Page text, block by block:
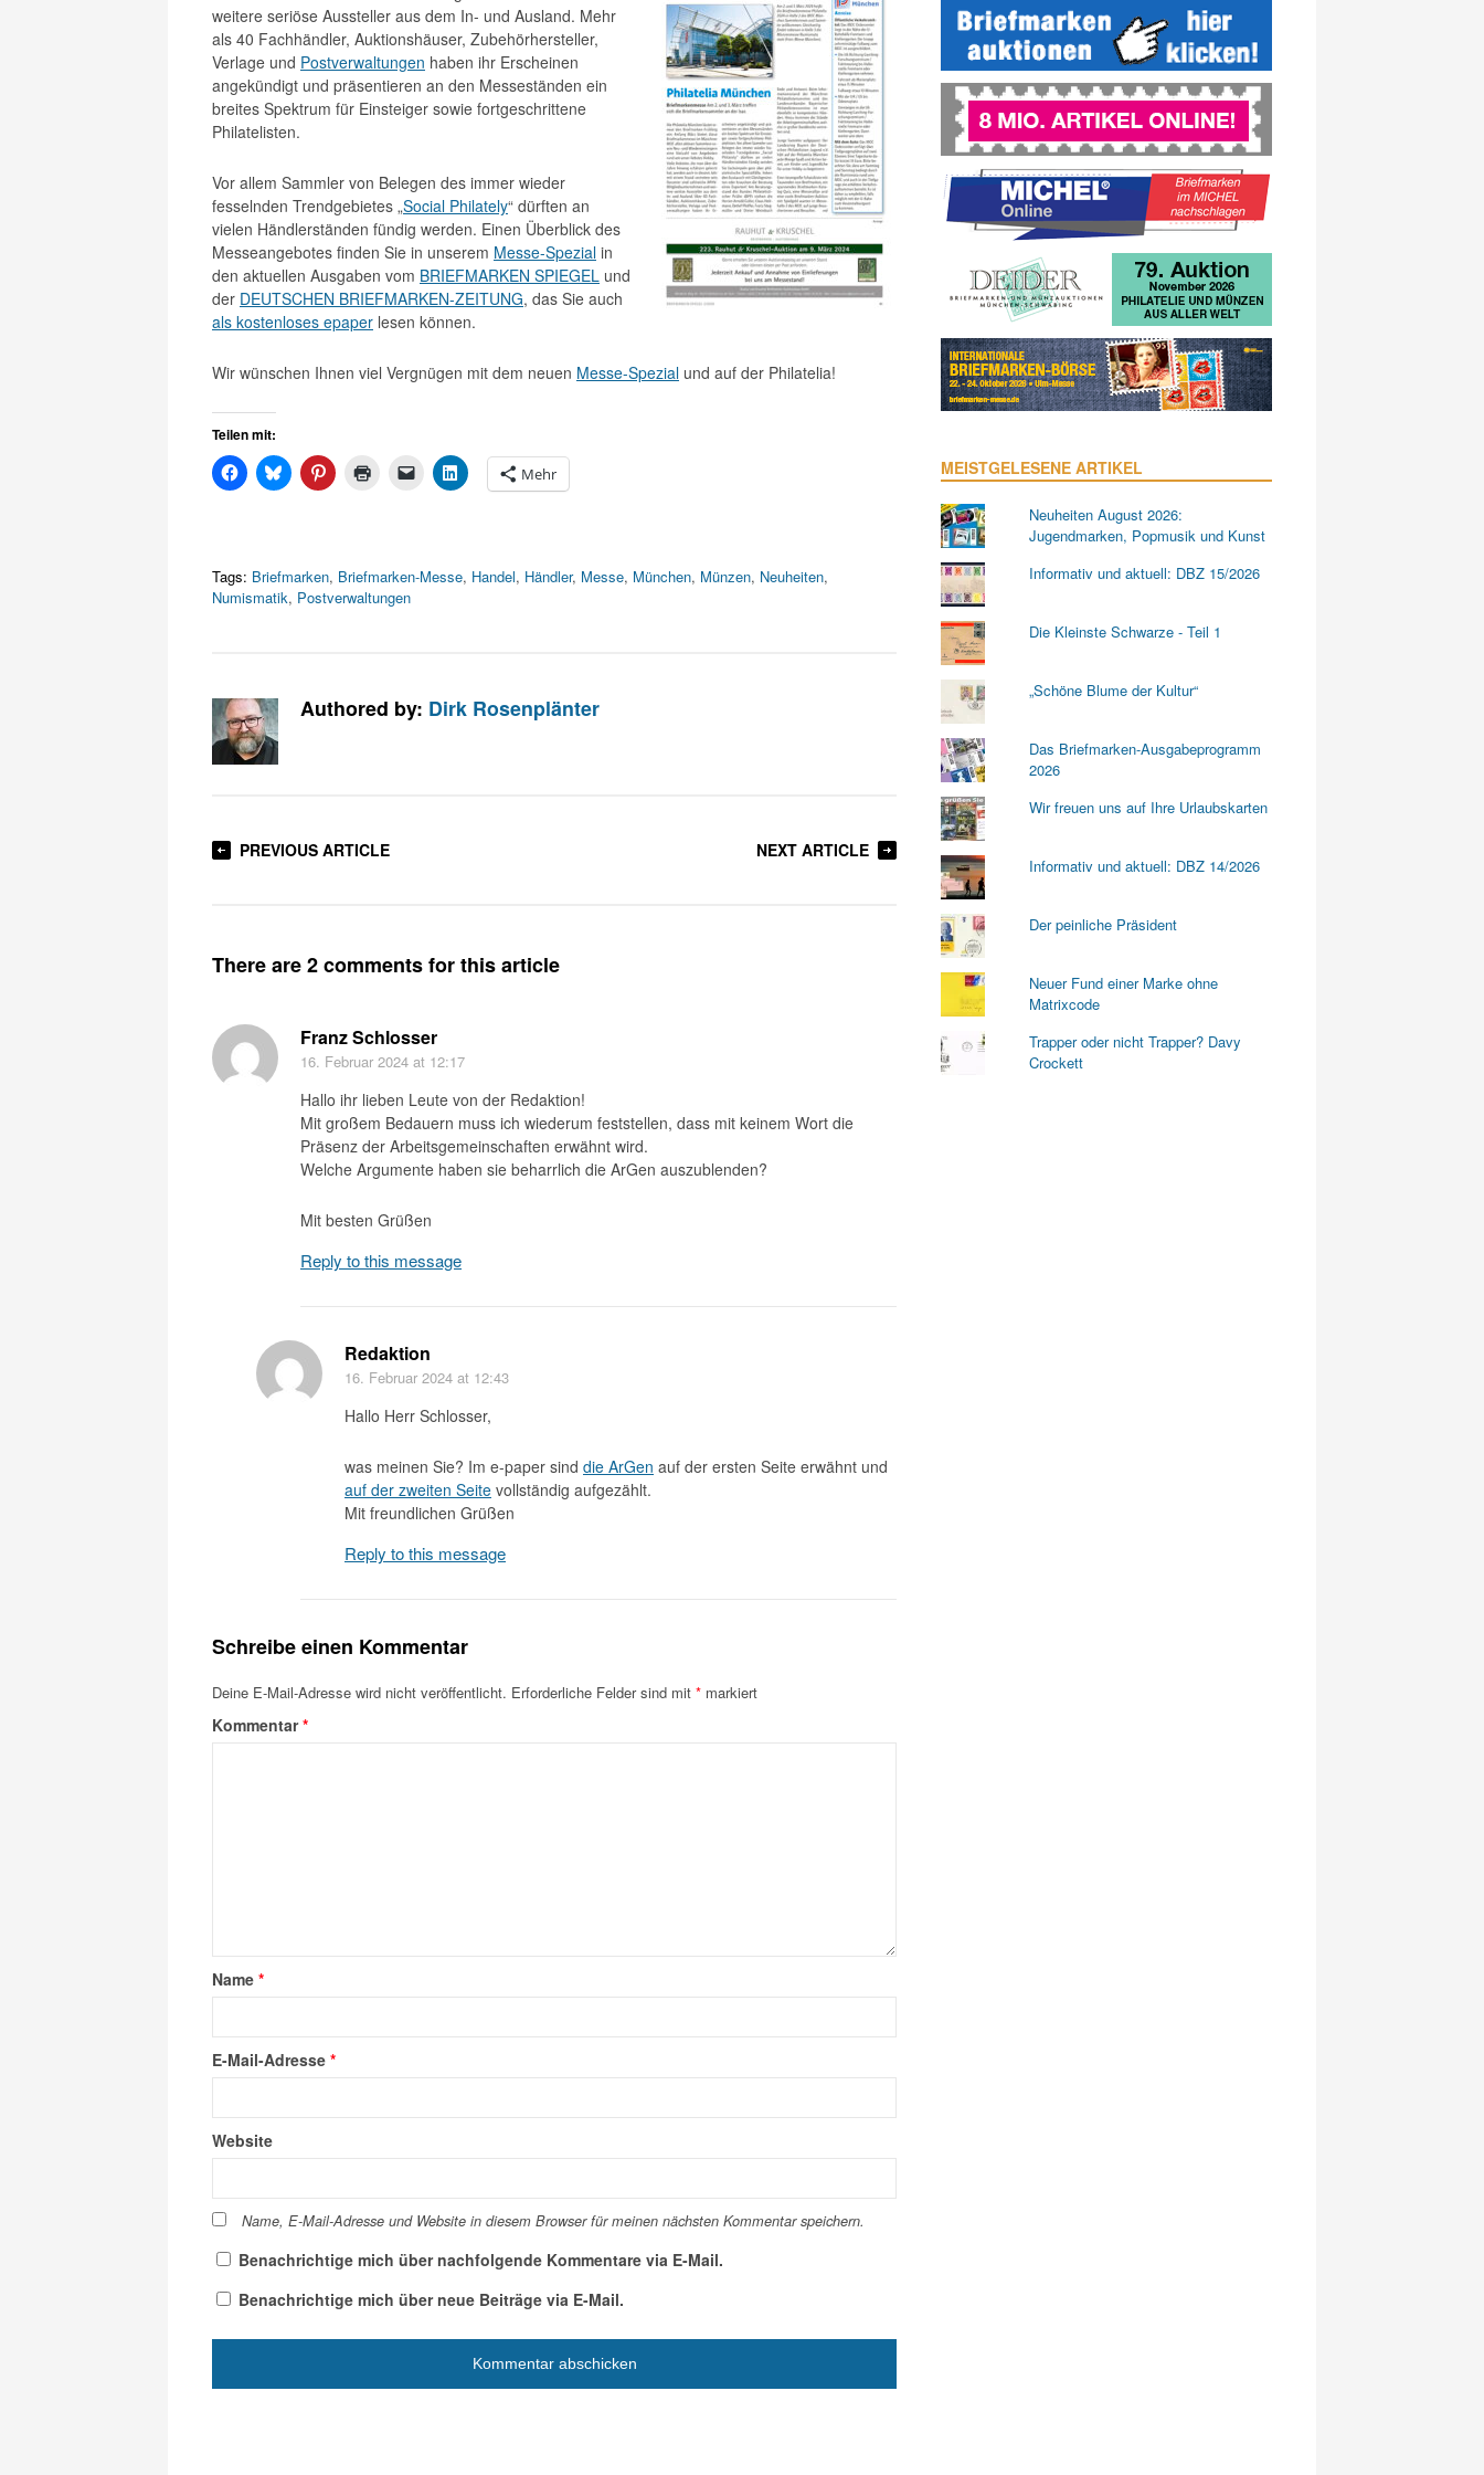
weitere seriöse Aussteller aus dem In- und Ausland. Mehr
als 40 Fachhändler, Auktionshäuser, Zubehörhersteller,
Verlage und Postverwaltungen haben ihr Erscheinen
angekündigt und präsentieren an den Messeständen ein
breites Spektrum für Einsteiger sowie fortgeschrittene
Philatelisten.
Vor allem Sammler von Belegen des immer wieder
fesselnden Trendgebietes „Social Philately“ dürften an
vielen Händlerständen fündig werden. Einen Überblick des
Messeangebotes finden Sie in unserem Messe-Spezial in
den aktuellen Ausgaben vom BRIEFMARKEN SPIEGEL und
der DEUTSCHEN BRIEFMARKEN-ZEITUNG, das Sie auch
als kostenloses epaper lesen können.
Wir wünschen Ihnen viel Vergnügen mit dem neuen Messe-Spezial und auf der Philatelia!
Teilen mit:
Mehr
Tags: Briefmarken, Briefmarken-Messe, Handel, Händler, Messe, München, Münzen, Neuheiten,
Numismatik, Postverwaltungen
Authored by: Dirk Rosenplänter
PREVIOUS ARTICLE NEXT ARTICLE
There are 2 comments for this article
Franz Schlosser
16. Februar 2024 at 12:17
Hallo ihr lieben Leute von der Redaktion!
Mit großem Bedauern muss ich wiederum feststellen, dass mit keinem Wort die
Präsenz der Arbeitsgemeinschaften erwähnt wird.
Welche Argumente haben sie beharrlich die ArGen auszublenden?
Mit besten Grüßen
Reply to this message
Redaktion
16. Februar 2024 at 12:43
Hallo Herr Schlosser,
was meinen Sie? Im e-paper sind die ArGen auf der ersten Seite erwähnt und
auf der zweiten Seite vollständig aufgezählt.
Mit freundlichen Grüßen
Reply to this message
Schreibe einen Kommentar
Deine E-Mail-Adresse wird nicht veröffentlicht. Erforderliche Felder sind mit * markiert
Kommentar*
Name *
E-Mail-Adresse *
Website
Name, E-Mail-Adresse und Website in diesem Browser für meinen nächsten Kommentar speichern.
Benachrichtige mich über nachfolgende Kommentare via E-Mail.
Benachrichtige mich über neue Beiträge via E-Mail.
MEISTGELESENE ARTIKEL
Neuheiten August 2026:
Jugendmarken, Popmusik und Kunst
Informativ und aktuell: DBZ 15/2026
Die Kleinste Schwarze - Teil 1
„Schöne Blume der Kultur“
Das Briefmarken-Ausgabeprogramm
2026
Wir freuen uns auf Ihre Urlaubskarten
Informativ und aktuell: DBZ 14/2026
Der peinliche Präsident
Neuer Fund einer Marke ohne
Matrixcode
Trapper oder nicht Trapper? Davy
Crockett